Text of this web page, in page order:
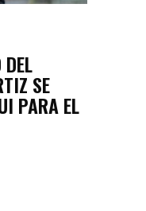
SE
PARA EL